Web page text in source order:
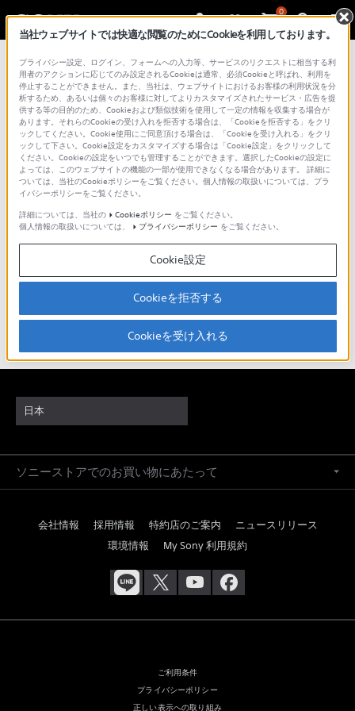
0
申し訳ございません。お客様が
お探しのページは見つかりま
せんでした。
該当のURLが移動または削除されているか、あるいは直接URLを入
が次の方法でもう一度ページをお探し下さい。
日本
ソニーストアでのお買い物にあたって
会社情報 採用情報 特約店のご案内
ニュースリリース
環境情報
My Sony 利用規約
ご利用条件
プライバシーポリシー
正しい表示への取り組み
当社ウェブサイトでは快適な閲覧のためにCookieを利用しております。
プライバシー設定、ログイン、フォームへの入力等、サービスのリクエストに相当する利
用者のアクションに応じてのみ設定されるCookieは通常、必須Cookieと呼ばれ、利用を
停止することができません。また、当社は、ウェブサイトにおけるお客様の利用状況を分
析するため、あるいは個々のお客様に対してよりカスタマイズされたサービス・広告を提
供する等の目的のため、Cookieおよび類似技術を使用して一定の情報を収集する場合が
あります。それらのCookieの受け入れを拒否する場合は、「Cookieを拒否する」をクリ
ックしてください。Cookie使用にご同意頂ける場合は、「Cookieを受け入れる」をクリ
ックして下さい。Cookie設定をカスタマイズする場合は「Cookie設定」をクリックして
ください。Cookieの設定をいつでも管理することができます。選択したCookieの設定に
よっては、このウェブサイトの機能の一部が使用できなくなる場合があります。 詳細に
ついては、当社のCookieポリシーをご覧ください。個人情報の取扱いについては、プラ
イバシーポリシーをご覧ください。
詳細については、当社の
Cookieポリシー をご覧ください。
個人情報の取扱いについては、
プライバシーポリシー をご覧ください。
Cookie設定
Cookieを拒否する
Cookieを受け入れる